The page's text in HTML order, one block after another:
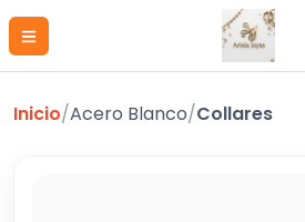
Inicio/Acero Blanco/Collares